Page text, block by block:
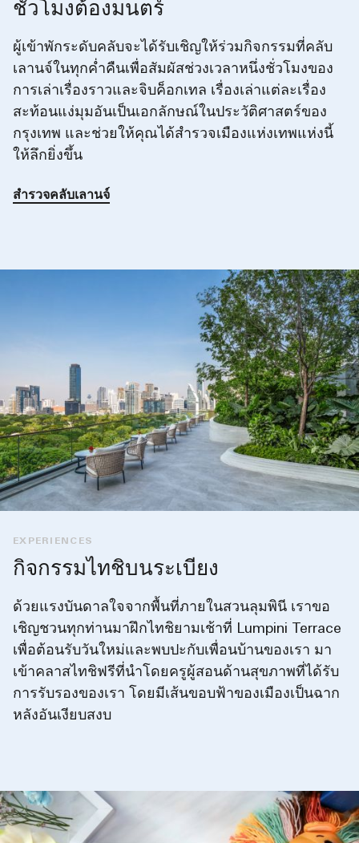
ชั่วโมงต้องมนตร์
ผู้เข้าพักระดับคลับจะได้รับเชิญให้ร่วมกิจกรรมที่คลับ
เลานจ์ในทุกค่ำคืนเพื่อสัมผัสช่วงเวลาหนึ่งชั่วโมงของ
การเล่าเรื่องราวและจิบค็อกเทล เรื่องเล่าแต่ละเรื่อง
สะท้อนแง่มุมอันเป็นเอกลักษณ์ในประวัติศาสตร์ของ
กรุงเทพ และช่วยให้คุณได้สำรวจเมืองแห่งเทพแห่งนี้
ให้ลึกยิ่งขึ้น
สำรวจคลับเลานจ์
EXPERIENCES
กิจกรรมไทชิบนระเบียง
ด้วยแรงบันดาลใจจากพื้นที่ภายในสวนลุมพินี เราขอ
เชิญชวนทุกท่านมาฝึกไทชิยามเช้าที่ Lumpini Terrace
เพื่อต้อนรับวันใหม่และพบปะกับเพื่อนบ้านของเรา มา
เข้าคลาสไทชิฟรีที่นำโดยครูผู้สอนด้านสุขภาพที่ได้รับ
การรับรองของเรา โดยมีเส้นขอบฟ้าของเมืองเป็นฉาก
หลังอันเงียบสงบ